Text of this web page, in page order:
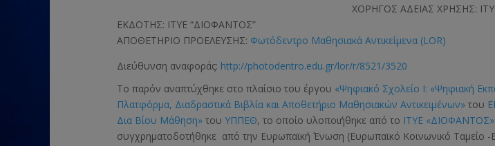
ΧΟΡΗΓΟΣ ΑΔΕΙΑΣ ΧΡΗΣΗΣ:
ΕΚΔΟΤΗΣ: ΙΤΥΕ “ΔΙΟΦΑΝΤΟΣ”
ΑΠΟΘΕΤΗΡΙΟ ΠΡΟΕΛΕΥΣΗΣ: Φωτόδεντρο Μαθησιακά Αντικείμενα (LOR)
Διεύθυνση αναφοράς: http://photodentro.edu.gr/lor/r/8521/3520
Το παρόν αναπτύχθηκε στο πλαίσιο του έργου «Ψηφιακό Σχολείο Ι: «Ψηφιακή
Πλατφόρμα, Διαδραστικά Βιβλία και Αποθετήριο Μαθησιακών Αντικειμένων» του
Δια Βίου Μάθηση» τουΥΠΠΕΘ, το οποίο υλοποιήθηκε από το ΙΤΥΕ «ΔΙΟΦΑΝΤΟΣ»
συγχρηματοδοτήθηκε από την Ευρωπαϊκή Ένωση (Ευρωπαϊκό Κοινωνικό Ταμείο -